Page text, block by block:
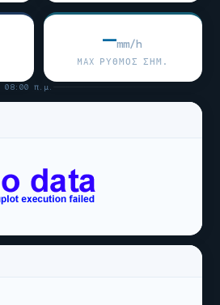
—mm/h
MAX ΡΥΘΜΌΣ ΣΉΜ.
08:00 π.μ.